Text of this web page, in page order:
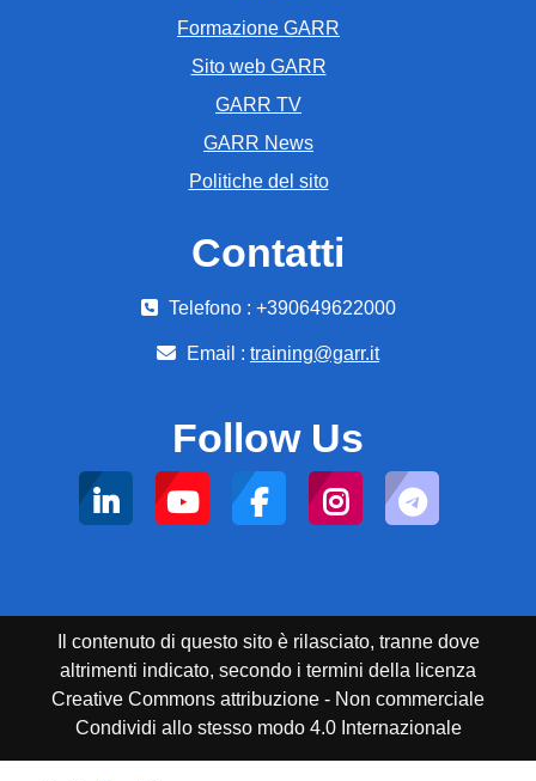
Formazione GARR
Sito web GARR
GARR TV
GARR News
Politiche del sito
Contatti
Telefono : +390649622000
Email : training@garr.it
Follow Us
Il contenuto di questo sito è rilasciato, tranne dove
altrimenti indicato, secondo i termini della licenza
Creative Commons attribuzione - Non commerciale
Condividi allo stesso modo 4.0 Internazionale